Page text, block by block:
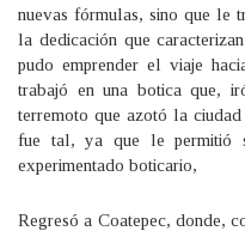
nuevas fórmulas, sino que le
la dedicación que
pudo emprender el viaje
trabajó en una botica que,
terremoto que azotó la
fue tal, ya que le permitió
experimentado boticario,
Regresó a Coatepec, donde,